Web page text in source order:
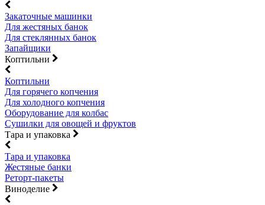
Закаточные машинки
Для жестяных банок
Для стеклянных банок
Запайщики
Коптильни
Коптильни
Для горячего копчения
Для холодного копчения
Оборудование для колбас
Сушилки для овощей и фруктов
Тара и упаковка
Тара и упаковка
Жестяные банки
Реторт-пакеты
Виноделие